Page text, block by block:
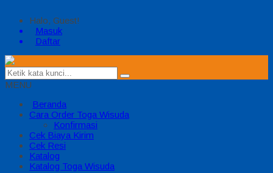
Halo, Guest!
Masuk
Daftar
MENU
Beranda
Cara Order Toga Wisuda
Konfirmasi
Cek Biaya Kirim
Cek Resi
Katalog
Katalog Toga Wisuda